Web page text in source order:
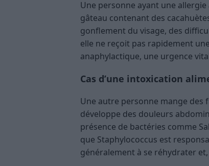
Une personne ayant une
gâteau contenant des
gonflement du visage, des
elle ne reçoit pas rapidement
anaphylactique, une urgence
Cas d’une intoxication
Une autre personne mange des
développe des douleurs
présence de bactéries comme
que Staphylococcus est
généralement à se réhydrater